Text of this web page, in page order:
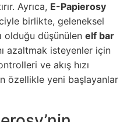
Ayrıca, E-Papierosy
birlikte, geleneksel
olduğu düşünülen elf bar
azaltmak isteyenler için
ve akış hızı
özellikle yeni başlayanlar